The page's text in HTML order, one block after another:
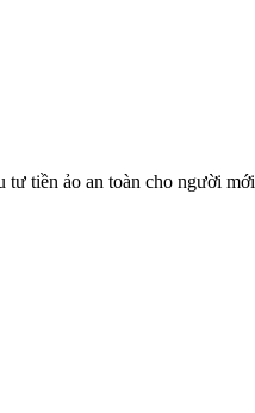
tư tiền ảo an toàn cho người mới